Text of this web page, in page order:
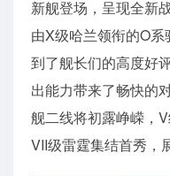
新舰登场，呈现全新
由X级哈兰领衔的O
到了舰长们的高度好
出能力带来了畅快的
舰二线将初露峥嵘，
VII级雷霆集结首秀，